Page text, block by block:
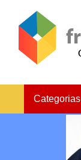
Categorias